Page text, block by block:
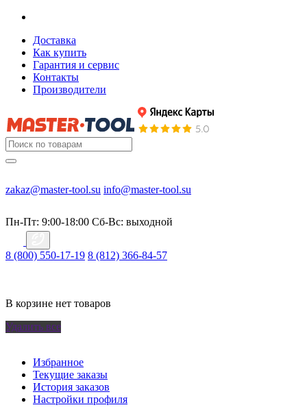
Доставка
Как купить
Гарантия и сервис
Контакты
Производители
zakaz@master-tool.su info@master-tool.su
Пн-Пт: 9:00-18:00 Cб-Вс: выходной
8 (800) 550-17-19 8 (812) 366-84-57
В корзине нет товаров
Удалить все
Избранное
Текущие заказы
История заказов
Настройки профиля